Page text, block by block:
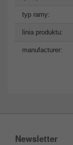
typ ramy:
linia produktu:
manufacturer:
Newsletter